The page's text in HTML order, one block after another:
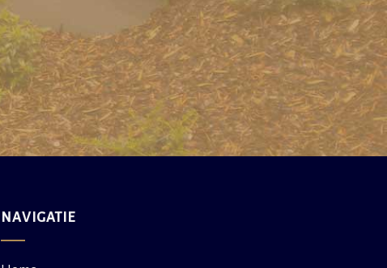
NAVIGATIE